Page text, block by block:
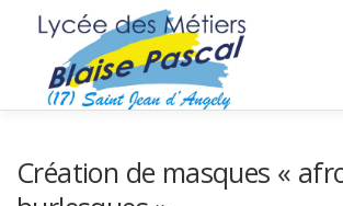
Création de masques «